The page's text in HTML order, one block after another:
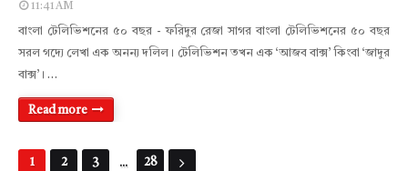
11:41 AM
বাংলা টেলিভিশনের ৫০ বছর - ফরিদুর রেজা সাগর বাংলা টেলিভিশনের ৫০ বছর
সরল গদ্যে লেখা এক অনন্য দলিল। টেলিভিশন তখন এক ‘আজব বাক্স’ কিংবা ‘জাদুর
বাক্স’। …
Read more
1 2 3 ... 28